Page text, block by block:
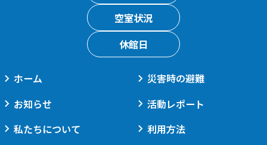
空室状況
休館日
ホーム
お知らせ
私たちについて
災害時の避難
活動レポート
利用方法